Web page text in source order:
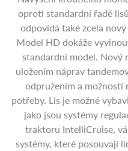
oproti standardní řadě
odpovídá také zcela
Model HD dokáže
standardní model. Nový
uložením náprav
odpružením a možností
potřeby. Lis je možné
jako jsou systémy
traktoru IntelliCruise,
systémy, které posouvají